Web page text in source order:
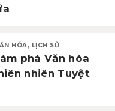
HÓA, LỊCH SỬ
phá Văn hóa
nhiên Tuyệt